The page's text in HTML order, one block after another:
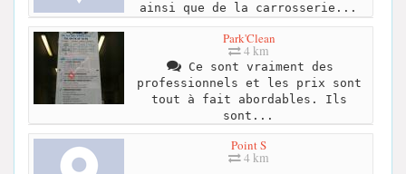
ainsi que de la carrosserie...
Park'Clean
4 km
Ce sont vraiment des
professionnels et les prix sont
tout à fait abordables. Ils
sont...
Point S
4 km